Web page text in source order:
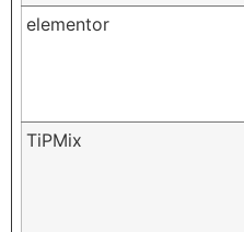
elementor
TiPMix